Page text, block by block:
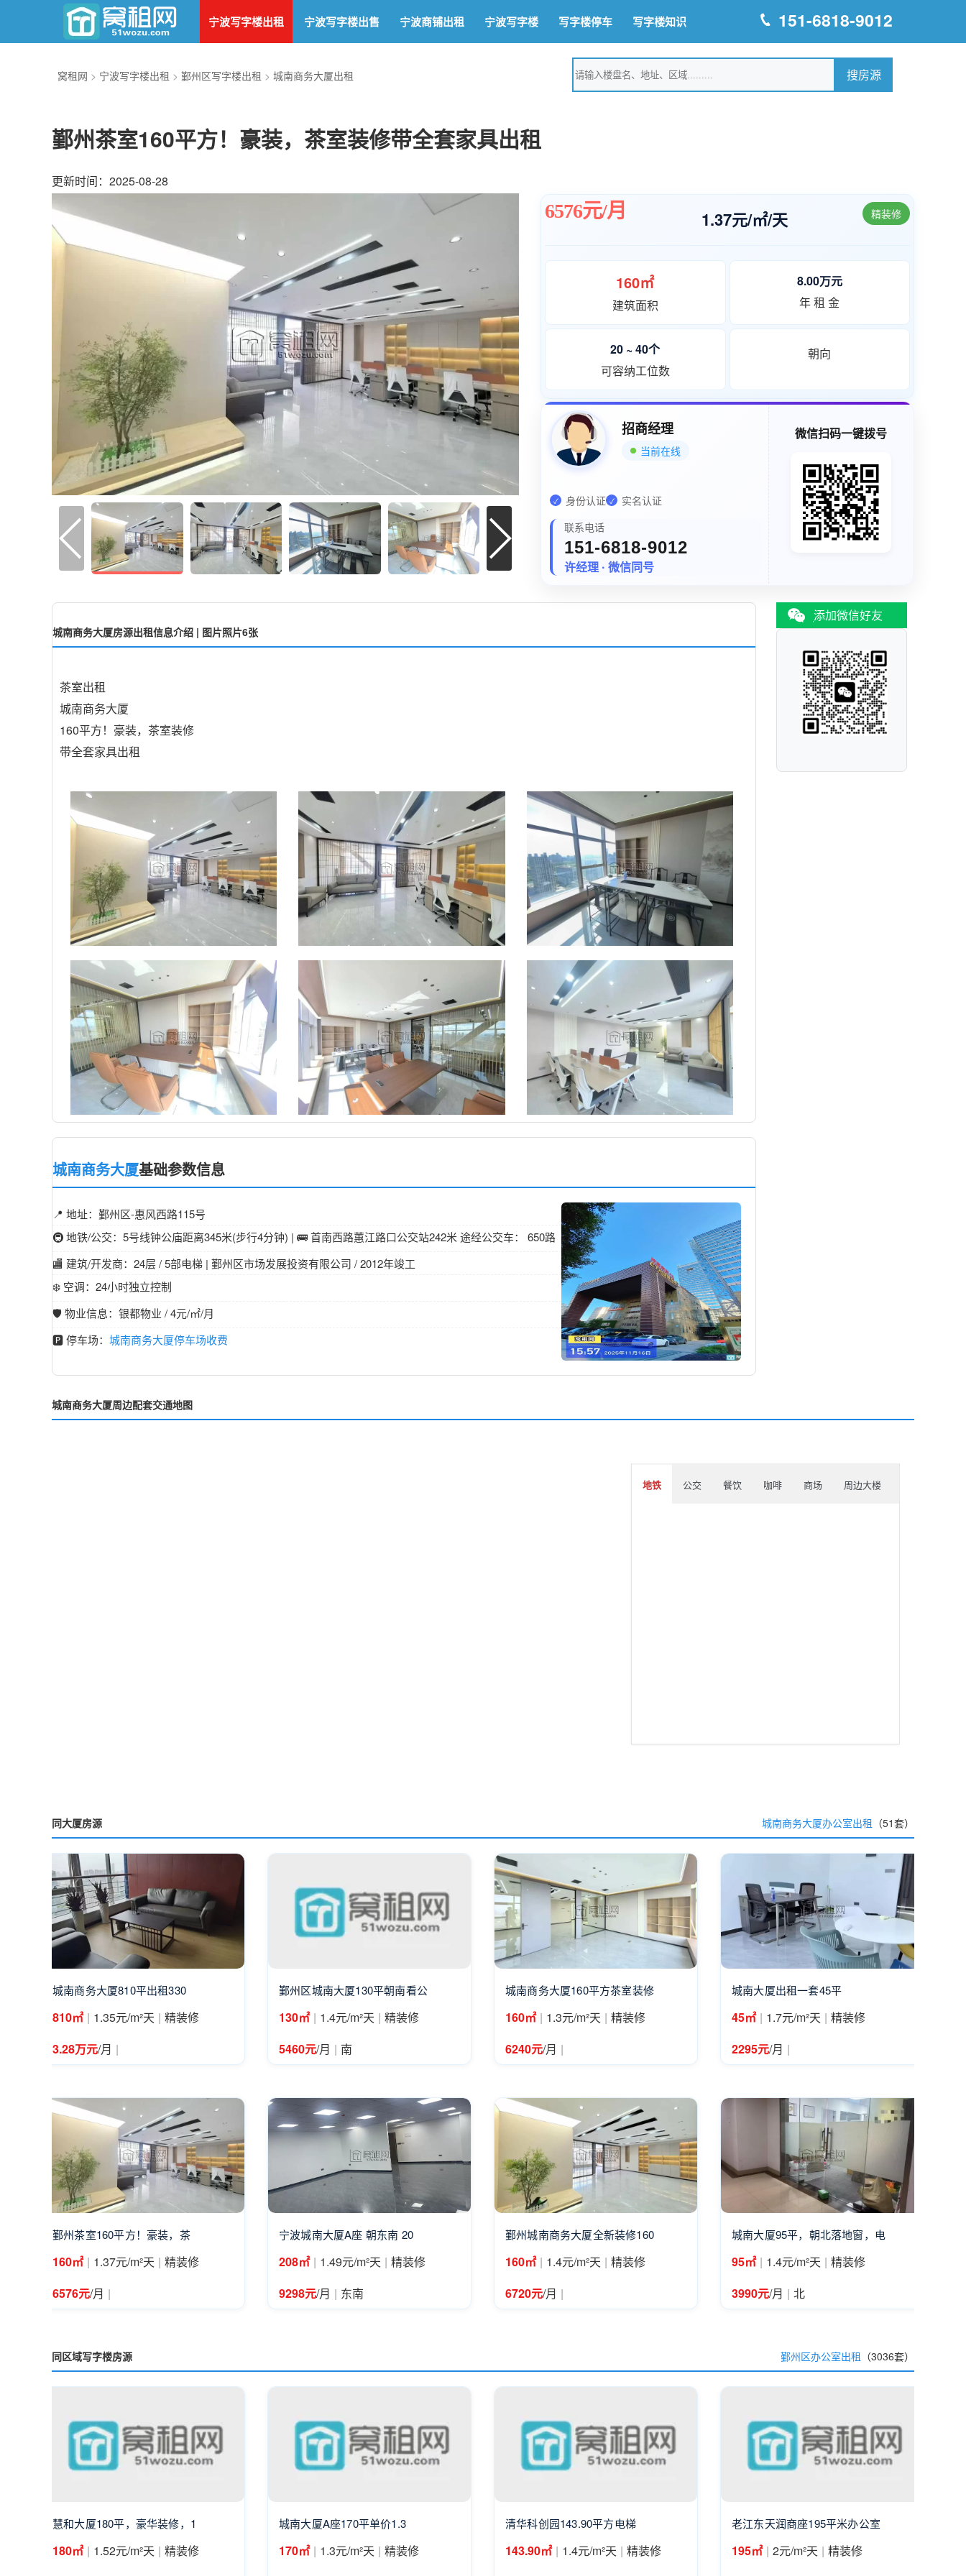
宁波写字楼出租 宁波写字楼出售 宁波商铺出租 宁波写字楼 写字楼停车 写字楼知识 151-6818-9012
窝租网 > 宁波写字楼出租 > 鄞州区写字楼出租 > 城南商务大厦出租
鄞州茶室​160平方！豪装，茶室装修带全套家具出租
更新时间：2025-08-28
6576元/月 1.37元/㎡/天 精装修
160㎡
建筑面积
8.00万元
年 租 金
20 ~ 40个
可容纳工位数
朝向
招商经理
当前在线
✓ 身份认证 ✓ 实名认证
联系电话
151-6818-9012
许经理 · 微信同号
微信扫码一键拨号
城南商务大厦房源出租信息介绍 | 图片照片6张
茶室出租
城南商务大厦
160平方！豪装，茶室装修
带全套家具出租
城南商务大厦基础参数信息
📍 地址：鄞州区-惠风西路115号
🚇 地铁/公交：5号线钟公庙距离345米(步行4分钟) | 🚌 首南西路蕙江路口公交站242米 途经公交车： 650路
🏬 建筑/开发商：24层 / 5部电梯 | 鄞州区市场发展投资有限公司 / 2012年竣工
❄️ 空调：24小时独立控制
🛡️ 物业信息：银都物业 / 4元/㎡/月
🅿️ 停车场： 城南商务大厦停车场收费
城南商务大厦周边配套交通地图
地铁 公交 餐饮 咖啡 商场 周边大楼
同大厦房源 城南商务大厦办公室出租 （51套）
城南商务大厦810平出租330
810㎡ | 1.35元/m²天 | 精装修
3.28万元/月 |
鄞州区城南大厦130平朝南看公
130㎡ | 1.4元/m²天 | 精装修
5460元/月 | 南
城南商务大厦160平方茶室装修
160㎡ | 1.3元/m²天 | 精装修
6240元/月 |
城南大厦出租一套45平
45㎡ | 1.7元/m²天 | 精装修
2295元/月 |
鄞州茶室​160平方！豪装，茶
160㎡ | 1.37元/m²天 | 精装修
6576元/月 |
宁波城南大厦A座 朝东南 20
208㎡ | 1.49元/m²天 | 精装修
9298元/月 | 东南
鄞州城南商务大厦全新装修160
160㎡ | 1.4元/m²天 | 精装修
6720元/月 |
城南大厦95平，朝北落地窗，电
95㎡ | 1.4元/m²天 | 精装修
3990元/月 | 北
同区域写字楼房源 鄞州区办公室出租 （3036套）
慧和大厦180平，豪华装修，1
180㎡ | 1.52元/m²天 | 精装修
城南大厦A座170平单价1.3
170㎡ | 1.3元/m²天 | 精装修
清华科创园143.90平方电梯
143.90㎡ | 1.4元/m²天 | 精装修
老江东天润商座195平米办公室
195㎡ | 2元/m²天 | 精装修
添加微信好友